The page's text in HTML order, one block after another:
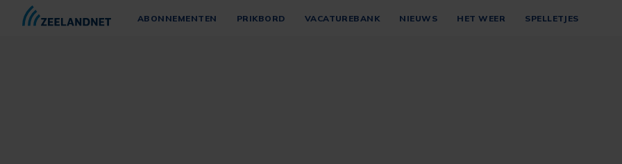
ABONNEMENTEN PRIKBORD VACATUREBANK NIEUWS HET WEER SPELLETJES